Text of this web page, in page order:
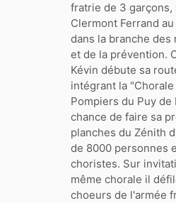
fratrie de 3
Clermont Ferrand
dans la branche
et de la prévention.
Kévin débute sa
intégrant la
Pompiers du Puy de
chance de faire sa
planches du Zénith
de 8000 personnes
choristes. Sur
même chorale il
choeurs de l'armée